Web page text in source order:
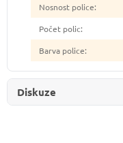
Nosnost police:
Počet polic:
Barva police:
Diskuze